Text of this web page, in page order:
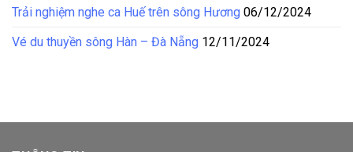
Trải nghiệm nghe ca Huế trên sông Hương 06/12/2024
Vé du thuyền sông Hàn – Đà Nẵng 12/11/2024